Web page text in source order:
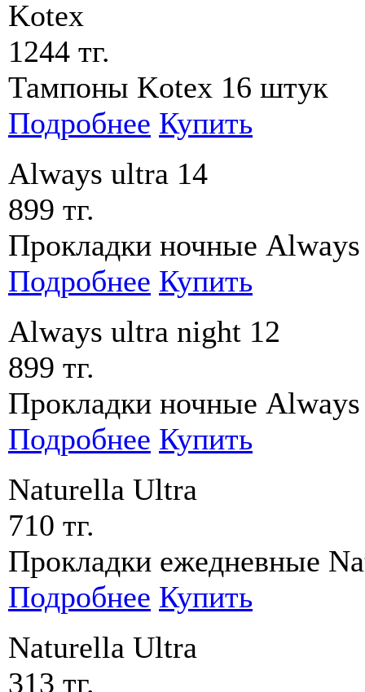
Kotex
1244 тг.
Тампоны Kotex 16 штук
Подробнее Купить
Always ultra 14
899 тг.
Прокладки ночные
Подробнее Купить
Always ultra night 12
899 тг.
Прокладки ночные
Подробнее Купить
Naturella Ultra
710 тг.
Прокладки ежедневные
Подробнее Купить
Naturella Ultra
313 тг.